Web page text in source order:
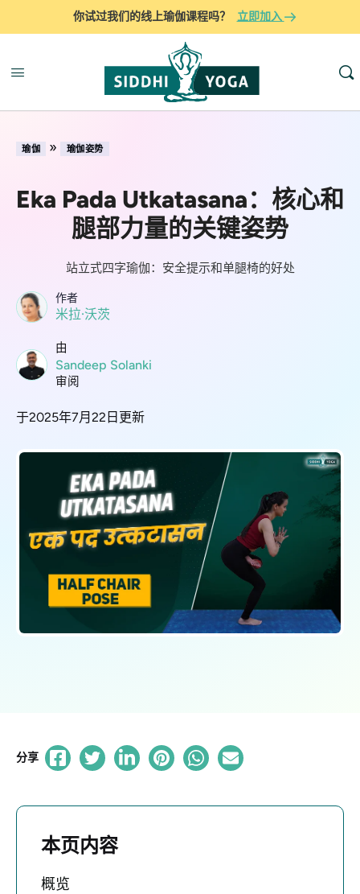
你试过我们的线上瑜伽课程吗？ 立即加入
瑜伽 » 瑜伽姿势
Eka Pada Utkatasana：核心和
腿部力量的关键姿势
站立式四字瑜伽：安全提示和单腿椅的好处
作者
米拉·沃茨
由
Sandeep Solanki
审阅
于2025年7月22日更新
分享
本页内容
概览